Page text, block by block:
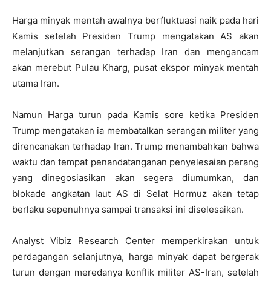
Harga minyak mentah awalnya berfluktuasi naik pada hari
Kamis setelah Presiden Trump mengatakan AS akan
melanjutkan serangan terhadap Iran dan mengancam
akan merebut Pulau Kharg, pusat ekspor minyak mentah
utama Iran.
Namun Harga turun pada Kamis sore ketika Presiden
Trump mengatakan ia membatalkan serangan militer yang
direncanakan terhadap Iran. Trump menambahkan bahwa
waktu dan tempat penandatanganan penyelesaian perang
yang dinegosiasikan akan segera diumumkan, dan
blokade angkatan laut AS di Selat Hormuz akan tetap
berlaku sepenuhnya sampai transaksi ini diselesaikan.
Analyst Vibiz Research Center memperkirakan untuk
perdagangan selanjutnya, harga minyak dapat bergerak
turun dengan meredanya konflik militer AS-Iran, setelah